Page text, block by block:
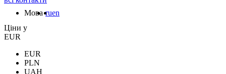
Мова ruen
Цiни у
EUR
EUR
PLN
UAH